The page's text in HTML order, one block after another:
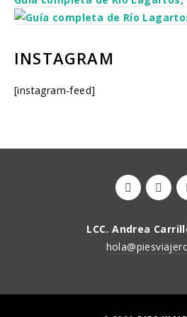
INSTAGRAM
[instagram-feed]
LCC. Andrea